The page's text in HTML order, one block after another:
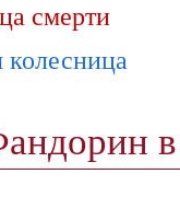
смерти
колесница